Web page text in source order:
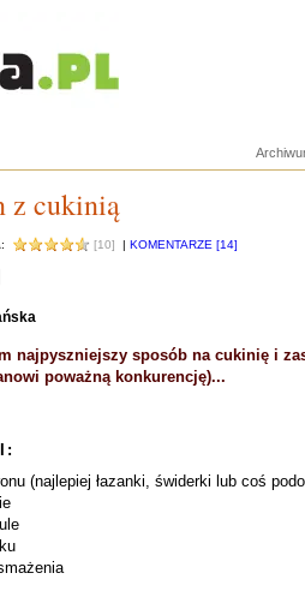
z cukinią
[10] | KOMENTARZE [14]
najpyszniejszy sposób na cukinię i
poważną konkurencję)...
(najlepiej łazanki, świderki lub coś